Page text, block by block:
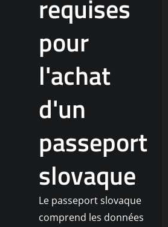
requises
pour
l'achat
d'un
passeport
slovaque
Le passeport slovaque
comprend les données